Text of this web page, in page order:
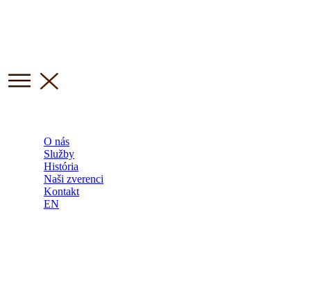
O nás
Služby
História
Naši zverenci
Kontakt
EN